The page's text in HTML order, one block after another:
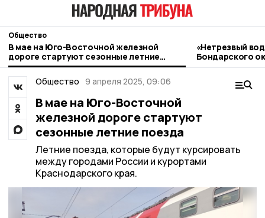
Общество
В мае на Юго-Восточной железной
дороге стартуют сезонные летние
поезда
«Нетрезвый
Бондарского
контроль
Общество 9 апреля 2025, 09:06
В мае на Юго-Восточной
железной дороге стартуют
сезонные летние поезда
Летние поезда, которые будут курсировать
между городами России и курортами
Краснодарского края.